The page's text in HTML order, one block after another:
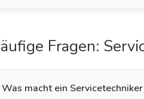
Fragen:
Was macht ein